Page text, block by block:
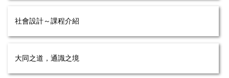
社會設計～課程介紹
大同之道，通識之境